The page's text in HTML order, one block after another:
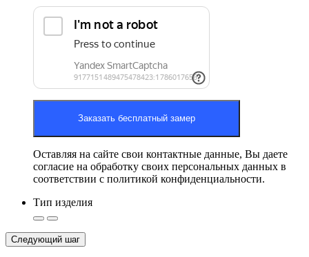
Оставляя на сайте свои контактные данные, Вы даете
согласие на обработку своих персональных данных в
соответствии с политикой конфиденциальности.
Тип изделия
Следующий шаг